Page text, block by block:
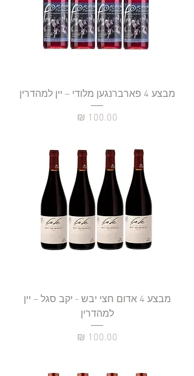
מבצע 4 פארברנגען מלודי – יין למהדרין
מחיר
מבצע 4 אדום חצי יבש - יקב סגל – יין
למהדרין
מחיר